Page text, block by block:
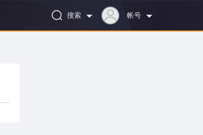
帐号
搜索